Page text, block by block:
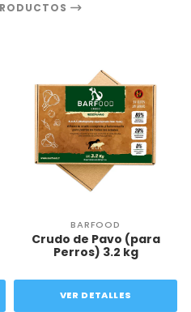
BARFOOD
Crudo de Pavo (para
Perros) 3.2 kg
VER DETALLES